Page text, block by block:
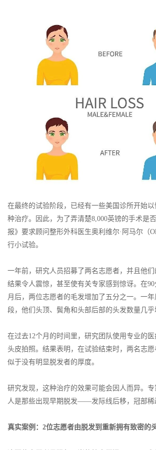
在最终的试验阶段，已经有一些美国诊所开始
种治疗。因此，为了弄清楚8,000英镑的手术是
报》要求顾问整形外科医生奥利维尔·阿马尔（
行小试验。
一年前，研究人员招募了两名志愿者，并且他
结果令人震惊，甚至使有关专家感到惊讶。在
月后，两位志愿者的毛发增加了五分之一。一
段，他们头顶、鬓角和头部后部的头发数量几乎
在过去12个月的时间里，研究团队使用专业的
头皮拍照。结果表明，在试验结束时，两名志
似于没有明显脱发者的厚度。
研究发现，这种治疗的效果可能会因人而异。
人是那些出现早期脱发——发际线后移，冠部稀
真实案例：2位志愿者由脱发到重新拥有致密的